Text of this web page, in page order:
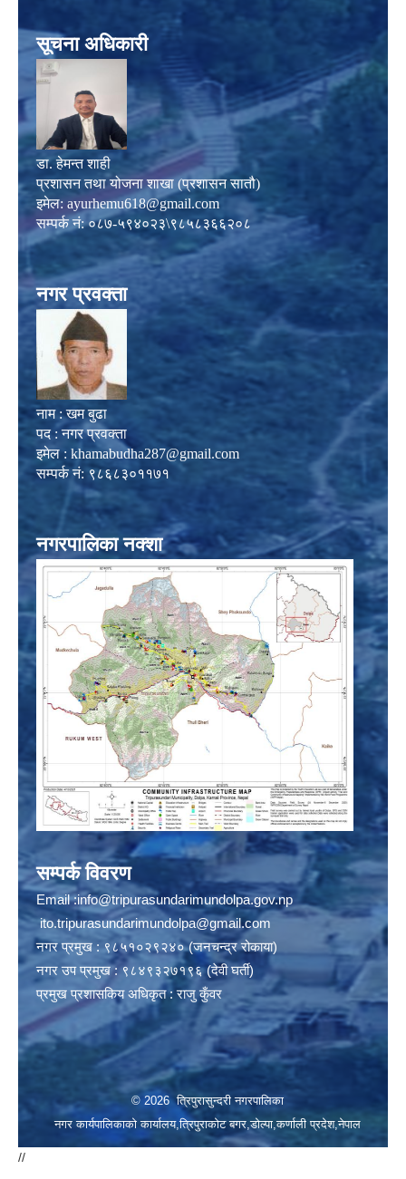
सूचना अधिकारी
डा. हेमन्त शाही
प्रशासन तथा योजना शाखा (प्रशासन सातौ)
इमेल: ayurhemu618@gmail.com
सम्पर्क नं: ०८७-५९४०२३\९८५८३६६२०८
नगर प्रवक्ता
नाम : खम बुढा
पद : नगर प्रवक्ता
इमेल : khamabudha287@gmail.com
सम्पर्क नं: ९८६८३०११७१
नगरपालिका नक्शा
सम्पर्क विवरण
Email :info@tripurasundarimundolpa.gov.np
ito.tripurasundarimundolpa@gmail.com
नगर प्रमुख : ९८५१०२९२४० (जनचन्द्र रोकाया)
नगर उप प्रमुख : ९८४९३२७१९६ (देवी घर्ती)
प्रमुख प्रशासकिय अधिकृत : राजु कुँवर
© 2026 त्रिपुरासुन्दरी नगरपालिका
नगर कार्यपालिकाको कार्यालय,त्रिपुराकोट बगर,डोल्पा,कर्णाली प्रदेश,नेपाल
//